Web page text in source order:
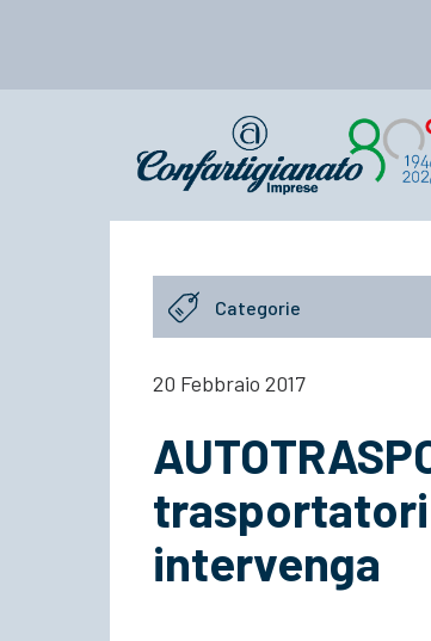
Categorie
20 Febbraio 2017
trasportatori
intervenga